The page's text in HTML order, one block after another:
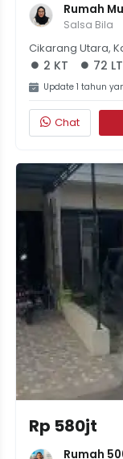
Rumah
Kamar
Salsa Bila
Cikarang Utara,
2 KT 72 LT
Update 1 tahun
Chat
Rp 580jt
Rumah